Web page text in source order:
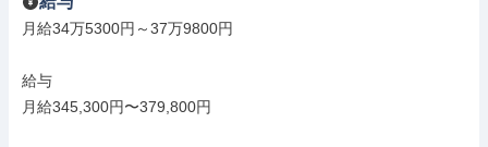
月給34万5300円～37万9800円
給与
月給345,300円〜379,800円